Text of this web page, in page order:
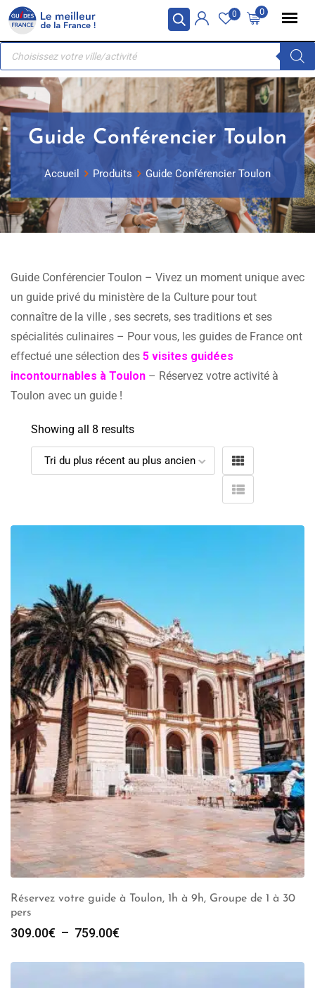
Panneau de gestion des cookies
Skip
content
0
0
Recherche
produits
Guide Conférencier Toulon
Accueil Produits Guide Conférencier Toulon
Guide Conférencier Toulon – Vivez un moment unique avec
un guide privé du ministère de la Culture pour tout
connaître de la ville , ses secrets, ses traditions et ses
spécialités culinaires – Pour vous, les guides de France ont
effectué une sélection des 5 visites guidées
incontournables à Toulon – Réservez votre activité à
Toulon avec un guide !
Showing all 8 results
Réservez votre guide à Toulon, 1h à 9h, Groupe de 1 à 30
pers
309.00€ – 759.00€
prix :